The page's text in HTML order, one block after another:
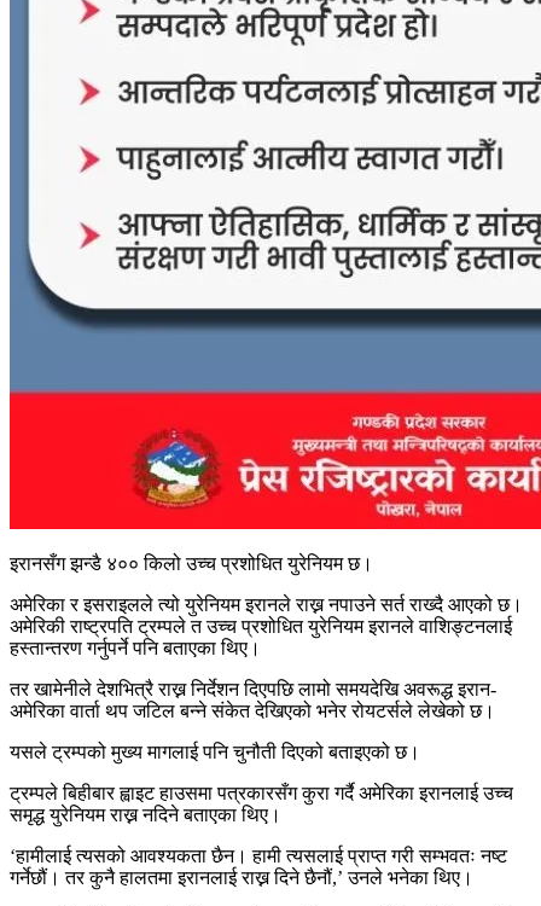
इरानसँग झन्डै ४०० किलो उच्च प्रशोधित युरेनियम छ।
अमेरिका र इसराइलले त्यो युरेनियम इरानले राख्न नपाउने सर्त राख्दै आएको छ।
अमेरिकी राष्ट्रपति ट्रम्पले त उच्च प्रशोधित युरेनियम इरानले वाशिङ्टनलाई
हस्तान्तरण गर्नुपर्ने पनि बताएका थिए।
तर खामेनीले देशभित्रै राख्न निर्देशन दिएपछि लामो समयदेखि अवरूद्ध इरान-
अमेरिका वार्ता थप जटिल बन्ने संकेत देखिएको भनेर रोयटर्सले लेखेको छ।
यसले ट्रम्पको मुख्य मागलाई पनि चुनौती दिएको बताइएको छ।
ट्रम्पले बिहीबार ह्वाइट हाउसमा पत्रकारसँग कुरा गर्दै अमेरिका इरानलाई उच्च
समृद्ध युरेनियम राख्न नदिने बताएका थिए।
‘हामीलाई त्यसको आवश्यकता छैन। हामी त्यसलाई प्राप्त गरी सम्भवतः नष्ट
गर्नेछौं। तर कुनै हालतमा इरानलाई राख्न दिने छैनौं,’ उनले भनेका थिए।